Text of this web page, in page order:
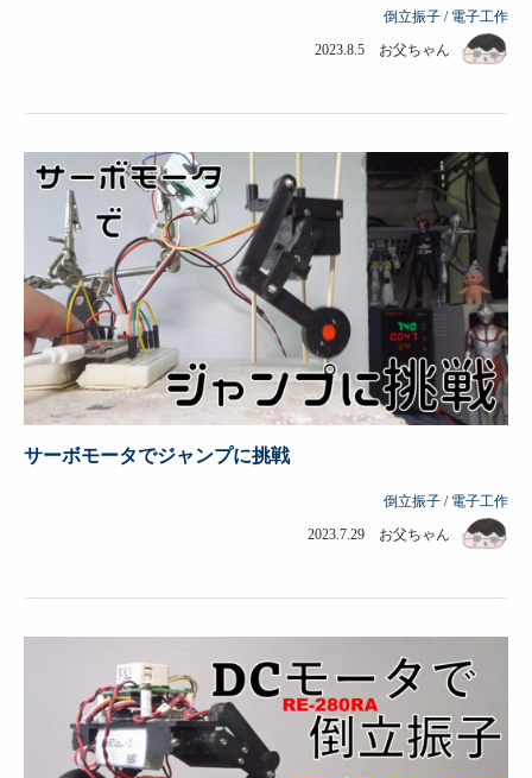
倒立振子 / 電子工作
2023.8.5 お父ちゃん
サーボモータでジャンプに挑戦
倒立振子 / 電子工作
2023.7.29 お父ちゃん